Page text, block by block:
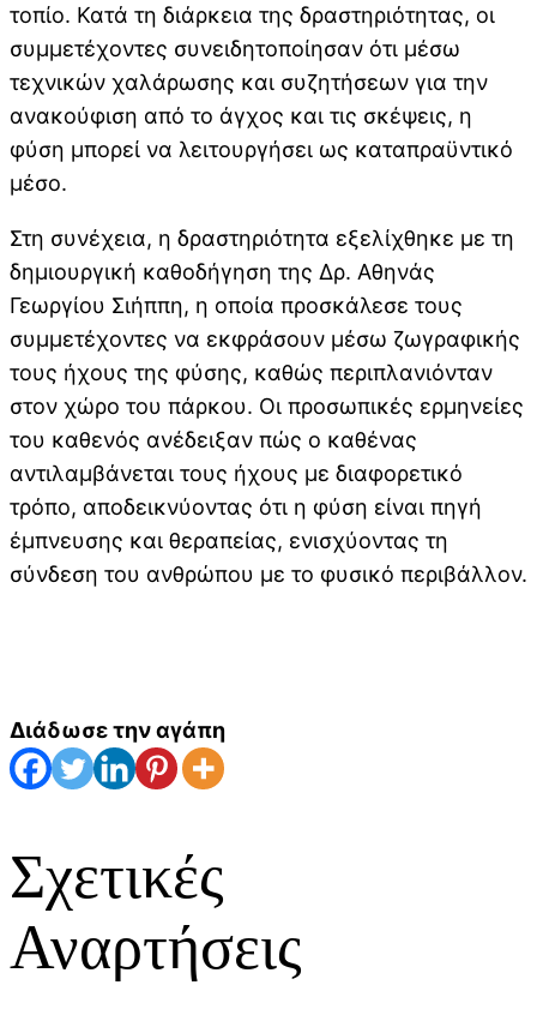
τοπίο. Κατά τη διάρκεια της δραστηριότητας, οι
συμμετέχοντες συνειδητοποίησαν ότι μέσω
τεχνικών χαλάρωσης και συζητήσεων για την
ανακούφιση από το άγχος και τις σκέψεις, η
φύση μπορεί να λειτουργήσει ως καταπραϋντικό
μέσο.
Στη συνέχεια, η δραστηριότητα εξελίχθηκε με τη
δημιουργική καθοδήγηση της Δρ. Αθηνάς
Γεωργίου Σιήππη, η οποία προσκάλεσε τους
συμμετέχοντες να εκφράσουν μέσω ζωγραφικής
τους ήχους της φύσης, καθώς περιπλανιόνταν
στον χώρο του πάρκου. Οι προσωπικές ερμηνείες
του καθενός ανέδειξαν πώς ο καθένας
αντιλαμβάνεται τους ήχους με διαφορετικό
τρόπο, αποδεικνύοντας ότι η φύση είναι πηγή
έμπνευσης και θεραπείας, ενισχύοντας τη
σύνδεση του ανθρώπου με το φυσικό περιβάλλον.
Διάδωσε την αγάπη
Σχετικές
Αναρτήσεις